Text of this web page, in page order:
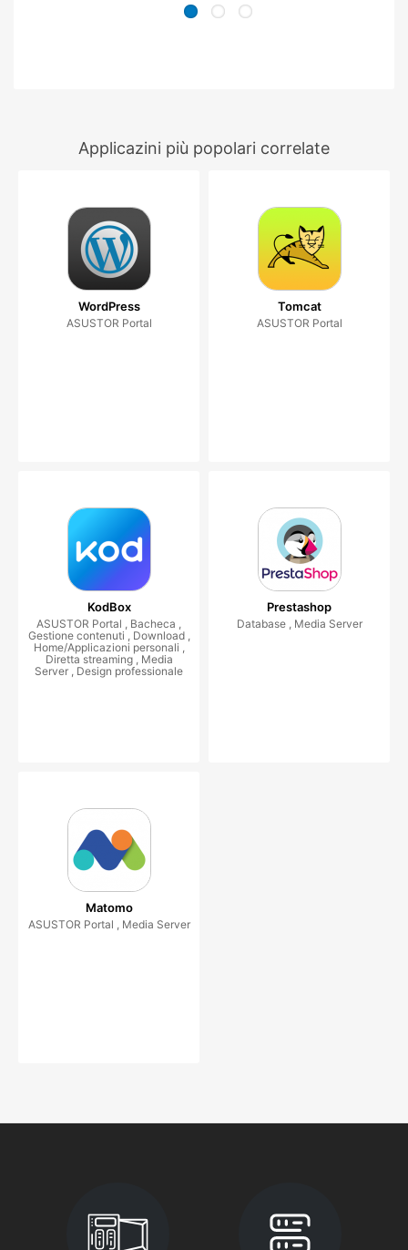
Applicazini più popolari correlate
WordPress
ASUSTOR Portal
Tomcat
ASUSTOR Portal
KodBox
ASUSTOR Portal , Bacheca ,
Gestione contenuti , Download ,
Home/Applicazioni personali ,
Diretta streaming , Media
Server , Design professionale
Prestashop
Database , Media Server
Matomo
ASUSTOR Portal , Media Server